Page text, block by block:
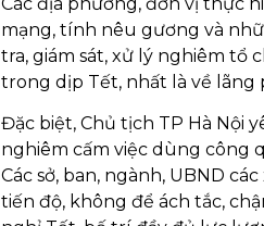
mạng, tính nêu gương và
tra, giám sát, xử lý nghiêm tổ
trong dịp Tết, nhất là về lãng
Đặc biệt, Chủ tịch TP Hà Nội
nghiêm cấm việc dùng công
Các sở, ban, ngành, UBND
tiến độ, không để ách tắc,